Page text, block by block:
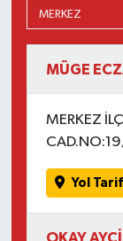
MÜGE
MERKEZ
Yol
OKAY